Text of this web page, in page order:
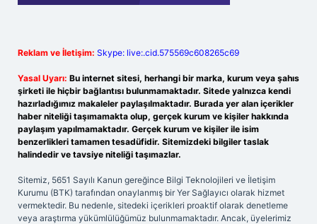
Reklam ve İletişim: Skype: live:.cid.575569c608265c69
Yasal Uyarı: Bu internet sitesi, herhangi bir marka, kurum veya şahıs
şirketi ile hiçbir bağlantısı bulunmamaktadır. Sitede yalnızca kendi
hazırladığımız makaleler paylaşılmaktadır. Burada yer alan içerikler
haber niteliği taşımamakta olup, gerçek kurum ve kişiler hakkında
paylaşım yapılmamaktadır. Gerçek kurum ve kişiler ile isim
benzerlikleri tamamen tesadüfidir. Sitemizdeki bilgiler taslak
halindedir ve tavsiye niteliği taşımazlar.
Sitemiz, 5651 Sayılı Kanun gereğince Bilgi Teknolojileri ve İletişim
Kurumu (BTK) tarafından onaylanmış bir Yer Sağlayıcı olarak hizmet
vermektedir. Bu nedenle, sitedeki içerikleri proaktif olarak denetleme
veya araştırma yükümlülüğümüz bulunmamaktadır. Ancak, üyelerimiz